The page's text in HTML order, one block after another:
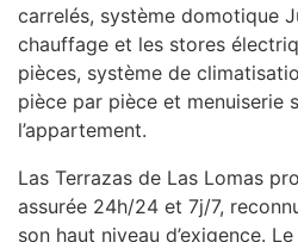
carrelés, système domotique
chauffage et les stores
pièces, système de
pièce par pièce et menuiserie
l’appartement.
Las Terrazas de Las Lomas
assurée 24h/24 et 7j/7,
son haut niveau d’exigence.